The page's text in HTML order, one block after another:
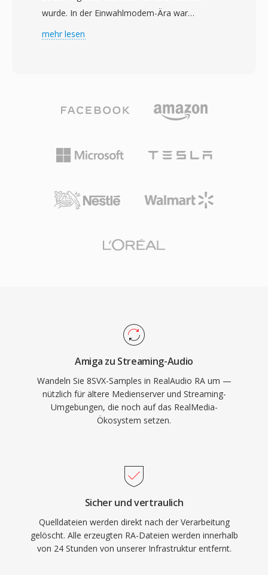
Architektur, die das Parsen und Erzeugen im
bemerkenswert einfach macht. Ausserdem
Datei — ideal für die frühe Musikproduktion.
Obwohl die Amiga-Plattform aus dem
Dateien für Retro-Computing-Enthusiasten und
Audioinhalte bewahren.
wurde. In der Einwahlmodem-Ära war
RealAudio wirklich revolutionär — es
30 Minuten Downloadzeit erfordern konnte.
Generationen: Frühe Versionen nutzten
Niedrigbitraten-Sprachcodecs für 14,4-kbps-
(RealAudio 10, auf AAC basierend) nahezu CD-
adaptives Multi-Bitraten-Streaming und
Millionen PCs installiert, und Sender wie die
BBC und NPR setzten auf RealAudio für Online-
Streams. Ein bleibender technischer Beitrag war
das Konzept des adaptiven Bitraten-
Streamings, das spätere Standards wie HLS
und DASH beeinflusste. Obwohl von modernen
Radio, die für die Wiedergabe auf aktuellen
Geräten konvertiert werden müssen.
mehr lesen
Amiga zu Streaming-Audio
Wandeln Sie 8SVX-Samples in RealAudio RA um —
nützlich für ältere Medienserver und Streaming-
Umgebungen, die noch auf das RealMedia-
Ökosystem setzen.
Sicher und vertraulich
Quelldateien werden direkt nach der Verarbeitung
gelöscht. Alle erzeugten RA-Dateien werden innerhalb
von 24 Stunden von unserer Infrastruktur entfernt.